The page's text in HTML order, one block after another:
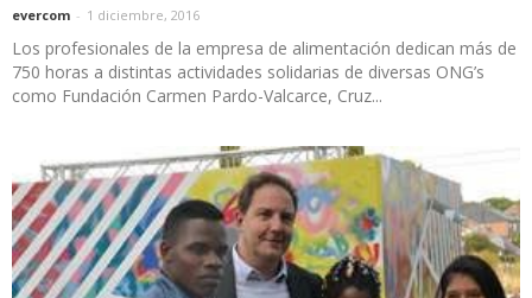
evercom - 1 diciembre, 2016
Los profesionales de la empresa de alimentación dedican más de
750 horas a distintas actividades solidarias de diversas ONG’s
como Fundación Carmen Pardo-Valcarce, Cruz...